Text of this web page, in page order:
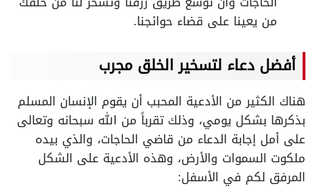
من يعينا على قضاء حوائجنا.
أفضل دعاء لتسخير الخلق مجرب
هناك الكثير من الأدعية المحبب أن يقوم الإنسان المسلم
بذكرها بشكل يومي، وذلك تقرباً من الله سبحانه وتعالى
على أمل إجابة الدعاء من قاضي الحاجات، والذي بيده
ملكوت السموات والأرض، وهذه الأدعية على الشكل
المرفق لكم في الأسفل: